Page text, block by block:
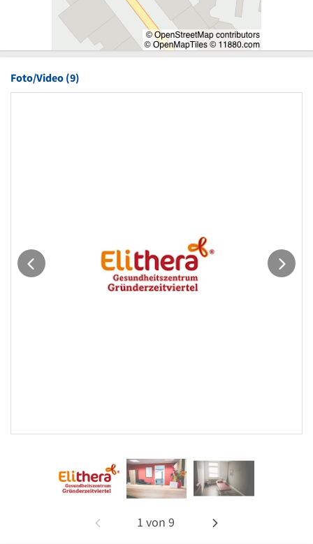
Foto/Video (9)
1 von 9